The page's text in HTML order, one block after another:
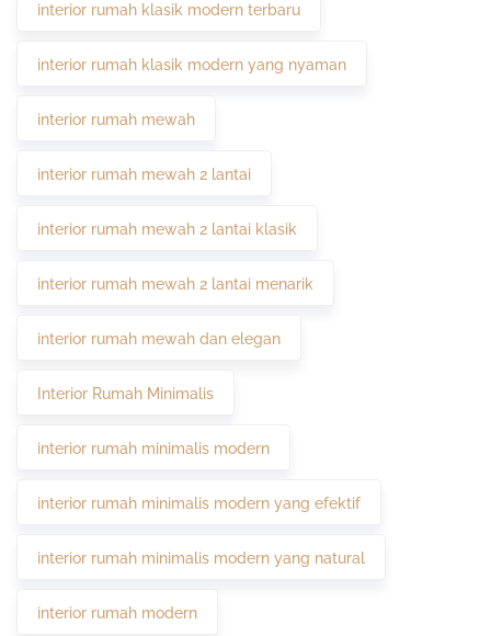
interior rumah klasik modern terbaru
interior rumah klasik modern yang nyaman
interior rumah mewah
interior rumah mewah 2 lantai
interior rumah mewah 2 lantai klasik
interior rumah mewah 2 lantai menarik
interior rumah mewah dan elegan
Interior Rumah Minimalis
interior rumah minimalis modern
interior rumah minimalis modern yang efektif
interior rumah minimalis modern yang natural
interior rumah modern